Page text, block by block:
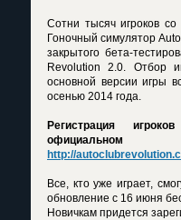
Сотни тысяч игроков со
Гоночный симулятор
закрытого бета-
Revolution 2.0. Отбор
основной версии игры
осенью 2014 года.
Регистрация
http://
Все, кто уже играет,
обновление с 16 июня
Новичкам придется